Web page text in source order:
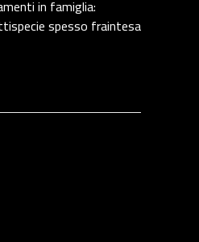
in famiglia:
spesso fraintesa